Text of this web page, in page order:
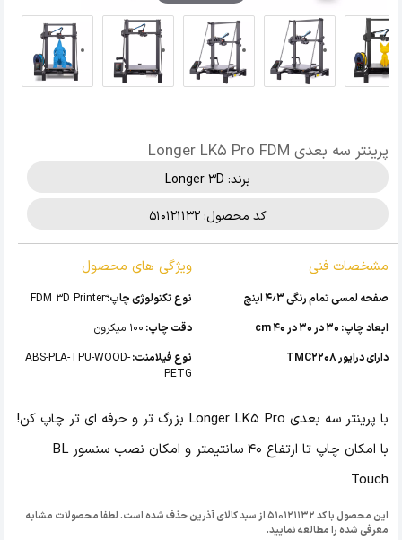
پرینتر سه بعدی Longer LK5 Pro FDM
برند: Longer 3D
کد محصول: 510121132
مشخصات فنی
صفحه لمسی تمام رنگی ۴٫۳ اینچ
ابعاد چاپ: 30 در 30 در 40 cm
دارای درایور TMC2208
ویژگی های محصول
نوع تکنولوژی چاپ:
دقت چاپ: 100 میکرون
نوع فیلامنت:ABS-PLA-TPU-WOOD-
PETG
با پرینتر سه بعدی Longer LK5 Pro بزرگ تر و حرفه ای تر چاپ کن!
با امکان چاپ تا ارتفاع 40 سانتیمتر و امکان نصب سنسور BL
Touch
این محصول با کد 510121132 از سبد کالای آذرین حذف شده است. لطفا محصولات مشابه
معرفی شده را مطالعه نمایید.